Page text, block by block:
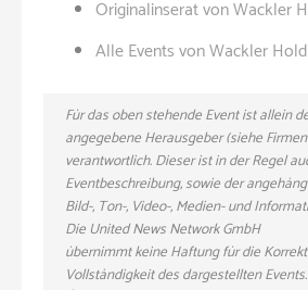
Originalinserat von Wackler
Alle Events von Wackler
Für das oben stehende Event ist allein
angegebene Herausgeber (siehe
verantwortlich. Dieser ist in der Regel
Eventbeschreibung, sowie der
Bild-, Ton-, Video-, Medien- und
Die United News Network GmbH
übernimmt keine Haftung für die
Vollständigkeit des dargestellten